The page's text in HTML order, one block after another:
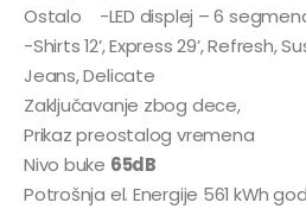
Ostalo -LED displej – 6
-Shirts 12’, Express 29’, Refresh,
Jeans, Delicate
Zaključavanje zbog dece,
Prikaz preostalog vremena
Nivo buke 65dB
Potrošnja el. Energije 561 kWh